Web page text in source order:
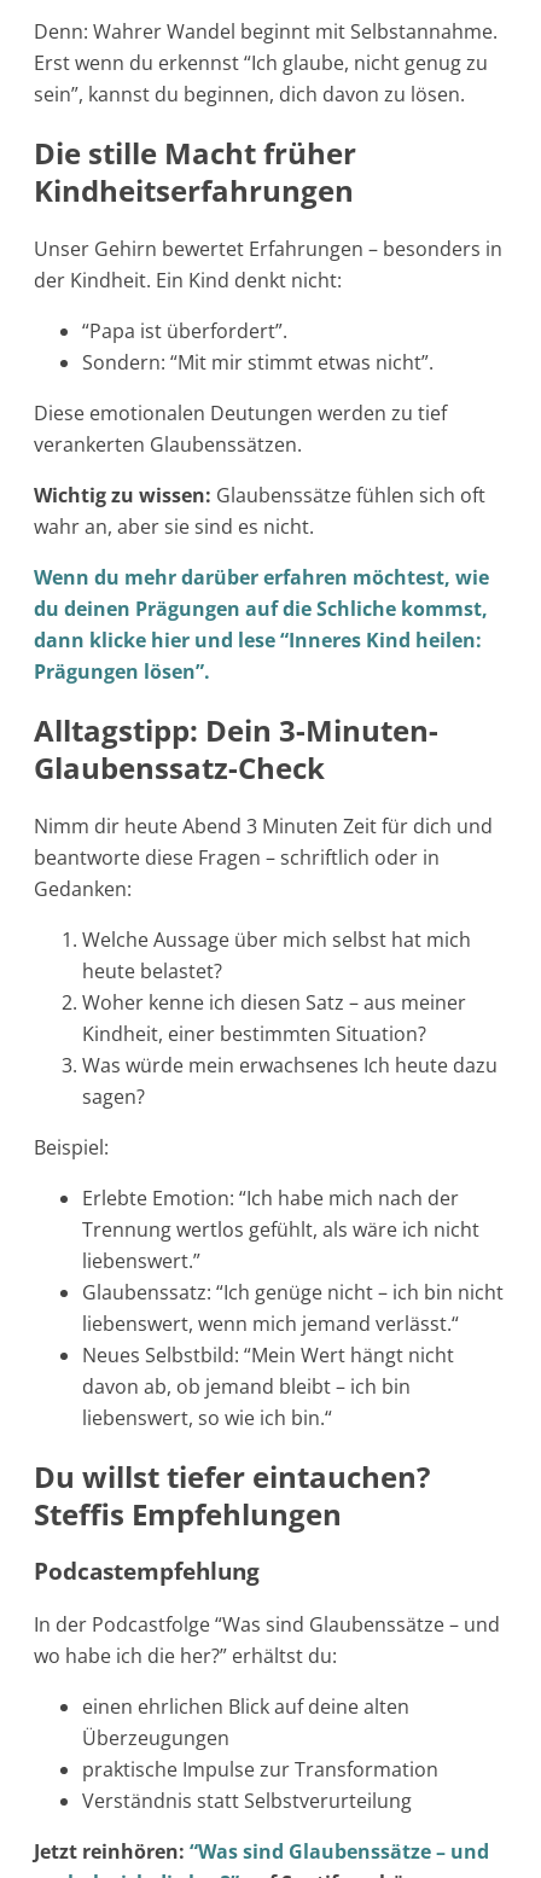
Denn: Wahrer Wandel beginnt mit Selbstannahme.
Erst wenn du erkennst “Ich glaube, nicht genug zu
sein”, kannst du beginnen, dich davon zu lösen.
Die stille Macht früher
Kindheitserfahrungen
Unser Gehirn bewertet Erfahrungen – besonders in
der Kindheit. Ein Kind denkt nicht:
“Papa ist überfordert”.
Sondern: “Mit mir stimmt etwas nicht”.
Diese emotionalen Deutungen werden zu tief
verankerten Glaubenssätzen.
Wichtig zu wissen: Glaubenssätze fühlen sich oft
wahr an, aber sie sind es nicht.
Wenn du mehr darüber erfahren möchtest, wie
du deinen Prägungen auf die Schliche kommst,
dann klicke hier und lese “Inneres Kind heilen:
Prägungen lösen”.
Alltagstipp: Dein 3-Minuten-
Glaubenssatz-Check
Nimm dir heute Abend 3 Minuten Zeit für dich und
beantworte diese Fragen – schriftlich oder in
Gedanken:
Welche Aussage über mich selbst hat mich
heute belastet?
Woher kenne ich diesen Satz – aus meiner
Kindheit, einer bestimmten Situation?
Was würde mein erwachsenes Ich heute dazu
sagen?
Beispiel:
Erlebte Emotion: “Ich habe mich nach der
Trennung wertlos gefühlt, als wäre ich nicht
liebenswert.”
Glaubenssatz: “Ich genüge nicht – ich bin nicht
liebenswert, wenn mich jemand verlässt.“
Neues Selbstbild: “Mein Wert hängt nicht
davon ab, ob jemand bleibt – ich bin
liebenswert, so wie ich bin.“
Du willst tiefer eintauchen?
Steffis Empfehlungen
Podcastempfehlung
In der Podcastfolge “Was sind Glaubenssätze – und
wo habe ich die her?” erhältst du:
einen ehrlichen Blick auf deine alten
Überzeugungen
praktische Impulse zur Transformation
Verständnis statt Selbstverurteilung
Jetzt reinhören: “Was sind Glaubenssätze – und